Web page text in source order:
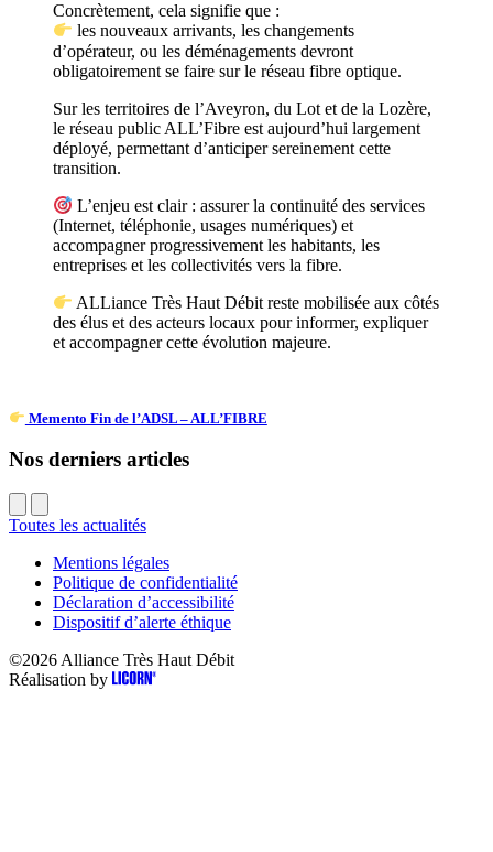
Concrètement, cela signifie que :
les nouveaux arrivants, les changements
d’opérateur, ou les déménagements devront
obligatoirement se faire sur le réseau fibre optique.
Sur les territoires de l’Aveyron, du Lot et de la Lozère,
le réseau public ALL’Fibre est aujourd’hui largement
déployé, permettant d’anticiper sereinement cette
transition.
L’enjeu est clair : assurer la continuité des services
(Internet, téléphonie, usages numériques) et
accompagner progressivement les habitants, les
entreprises et les collectivités vers la fibre.
ALLiance Très Haut Débit reste mobilisée aux côtés
des élus et des acteurs locaux pour informer, expliquer
et accompagner cette évolution majeure.
Memento Fin de l’ADSL – ALL’FIBRE
Nos derniers articles
Toutes les actualités
Mentions légales
Politique de confidentialité
Déclaration d’accessibilité
Dispositif d’alerte éthique
©2026 Alliance Très Haut Débit
Réalisation by